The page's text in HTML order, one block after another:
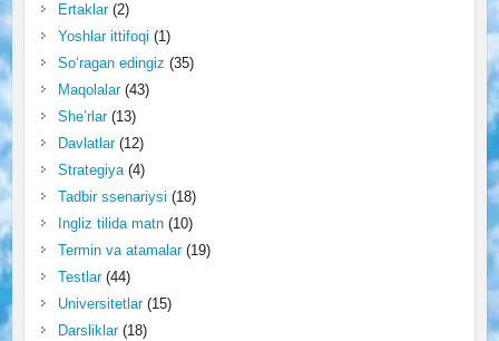
Ertaklar(2)
Yoshlar ittifoqi (1)
So‘ragan edingiz (35)
Maqolalar(43)
She’rlar(13)
Davlatlar(12)
Strategiya(4)
Tadbir ssenariysi (18)
Ingliz tilida matn(10)
Termin va atamalar(19)
Testlar(44)
Universitetlar(15)
Darsliklar(18)